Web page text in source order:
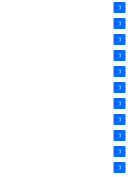
1
1
1
1
1
1
1
1
1
1
1